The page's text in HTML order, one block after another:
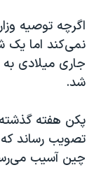
همایش
صفحه‌های ویژه
سفر پرزیدنت
اگرچه توصیه
جاری میلادی
شد.
پکن هفته گذشته
تصویب رساند
چین آسیب